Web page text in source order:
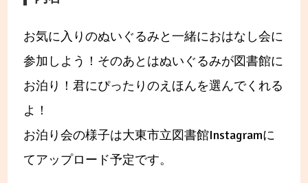
お気に入りのぬいぐるみと一緒におはなし会に
参加しよう！そのあとはぬいぐるみが図書館に
お泊り！君にぴったりのえほんを選んでくれる
よ！
お泊り会の様子は大東市立図書館Instagramに
てアップロード予定です。